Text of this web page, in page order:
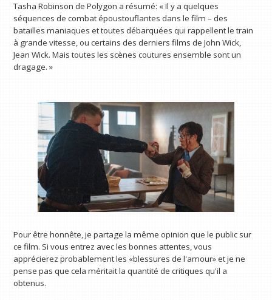
Tasha Robinson de Polygon a résumé: « Il y a quelques
séquences de combat époustouflantes dans le film – des
batailles maniaques et toutes débarquées qui rappellent le train
à grande vitesse, ou certains des derniers films de John Wick,
Jean Wick. Mais toutes les scènes coutures ensemble sont un
dragage. »
Pour être honnête, je partage la même opinion que le public sur
ce film. Si vous entrez avec les bonnes attentes, vous
apprécierez probablement les «blessures de l'amour» et je ne
pense pas que cela méritait la quantité de critiques qu'il a
obtenus.